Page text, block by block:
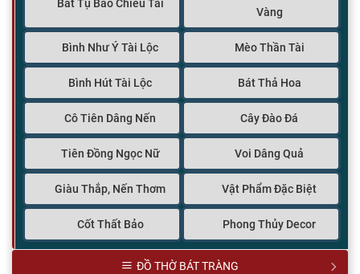
Bát Tụ Bảo Chiêu Tài
Vàng
Bình Như Ý Tài Lộc Mèo Thần Tài
Bình Hút Tài Lộc Bát Thả Hoa
Cô Tiên Dâng Nến Cây Đào Đá
Tiên Đồng Ngọc Nữ Voi Dâng Quả
Giàu Thắp, Nến Thơm Vật Phẩm Đặc Biệt
Cốt Thất Bảo Phong Thủy Decor
ĐỒ THỜ BÁT TRÀNG